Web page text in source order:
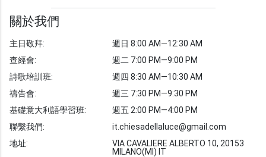
光明週刊 學習聖經
聖經故事
敬拜詩歌 圖庫
聖經金句
教會事工 志愿者招募
關於我們
主日敬拜:
查經會:
詩歌培訓班:
禱告會:
基礎意大利語學習班:
聯繫我們:
地址:
週日 8:00 AM—12:30 AM
週二 7:00 PM—9:00 PM
週四 8:30 AM—10:30 AM
週三 7:30 PM—9:30 PM
週五 2:00 PM—4:00 PM
it.chiesadellaluce@gmail.com
VIA CAVALIERE ALBERTO 10, 20153
MILANO(MI) IT